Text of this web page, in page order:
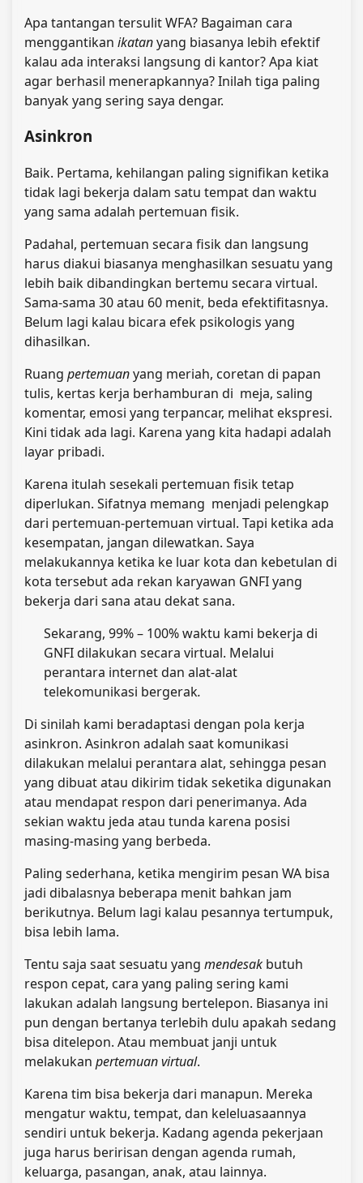
Apa tantangan tersulit WFA? Bagaiman cara
menggantikan ikatanyang biasanya lebih efektif
kalau ada interaksi langsung di kantor? Apa kiat
agar berhasil menerapkannya? Inilah tiga paling
banyak yang sering saya dengar.
Asinkron
Baik. Pertama, kehilangan paling signifikan ketika
tidak lagi bekerja dalam satu tempat dan waktu
yang sama adalah pertemuan fisik.
Padahal, pertemuan secara fisik dan langsung
harus diakui biasanya menghasilkan sesuatu yang
lebih baik dibandingkan bertemu secara virtual.
Sama-sama 30 atau 60 menit, beda efektifitasnya.
Belum lagi kalau bicara efek psikologis yang
dihasilkan.
Ruang pertemuanyang meriah, coretan di papan
tulis, kertas kerja berhamburan di meja, saling
komentar, emosi yang terpancar, melihat ekspresi.
Kini tidak ada lagi. Karena yang kita hadapi adalah
layar pribadi.
Karena itulah sesekali pertemuan fisik tetap
diperlukan. Sifatnya memang menjadi pelengkap
dari pertemuan-pertemuan virtual. Tapi ketika ada
kesempatan, jangan dilewatkan. Saya
melakukannya ketika ke luar kota dan kebetulan di
kota tersebut ada rekan karyawan GNFI yang
bekerja dari sana atau dekat sana.
Sekarang, 99% – 100% waktu kami bekerja di
GNFI dilakukan secara virtual. Melalui
perantara internet dan alat-alat
telekomunikasi bergerak.
Di sinilah kami beradaptasi dengan pola kerja
asinkron. Asinkron adalah saat komunikasi
dilakukan melalui perantara alat, sehingga pesan
yang dibuat atau dikirim tidak seketika digunakan
atau mendapat respon dari penerimanya. Ada
sekian waktu jeda atau tunda karena posisi
masing-masing yang berbeda.
Paling sederhana, ketika mengirim pesan WA bisa
jadi dibalasnya beberapa menit bahkan jam
berikutnya. Belum lagi kalau pesannya tertumpuk,
bisa lebih lama.
Tentu saja saat sesuatu yang mendesak butuh
respon cepat, cara yang paling sering kami
lakukan adalah langsung bertelepon. Biasanya ini
pun dengan bertanya terlebih dulu apakah sedang
bisa ditelepon. Atau membuat janji untuk
melakukan pertemuan virtual.
Karena tim bisa bekerja dari manapun. Mereka
mengatur waktu, tempat, dan keleluasaannya
sendiri untuk bekerja. Kadang agenda pekerjaan
juga harus beririsan dengan agenda rumah,
keluarga, pasangan, anak, atau lainnya.